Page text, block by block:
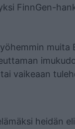
FinnGen-
muita
vaikeaan
heidän